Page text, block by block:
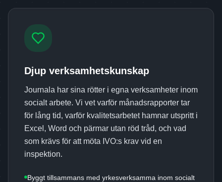
Djup verksamhetskunskap
Journala har sina rötter i egna verksamheter inom
socialt arbete. Vi vet varför månadsrapporter tar
för lång tid, varför kvalitetsarbetet hamnar utspritt i
Excel, Word och pärmar utan röd tråd, och vad
som krävs för att möta IVO:s krav vid en
inspektion.
Byggt tillsammans med yrkesverksamma inom socialt